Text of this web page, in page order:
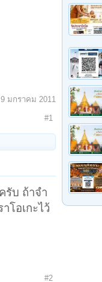
9 มกราคม 2011
#1
รับ ถ้าจำ
โอเกะไว้
#2